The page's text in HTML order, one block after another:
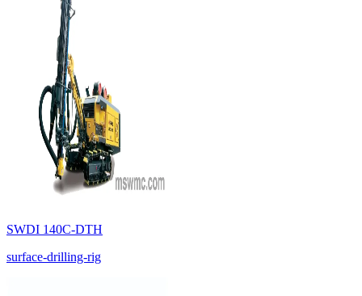
SWDI 140C-DTH
surface-drilling-rig